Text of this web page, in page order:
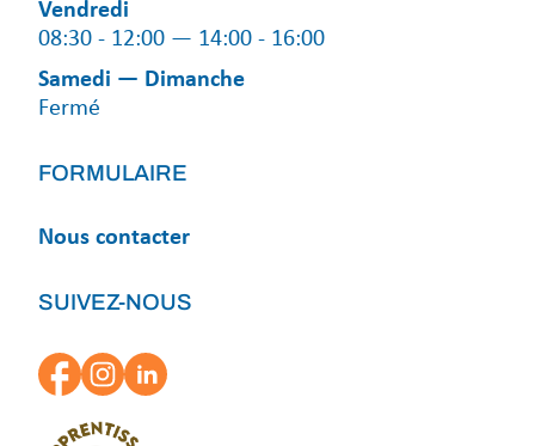
Vendredi
08:30 - 12:00 — 14:00 - 16:00
Samedi — Dimanche
Fermé
FORMULAIRE
Nous contacter
SUIVEZ-NOUS